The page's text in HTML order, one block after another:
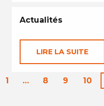
Actualités
LIRE LA SUITE
1 … 8 9 10